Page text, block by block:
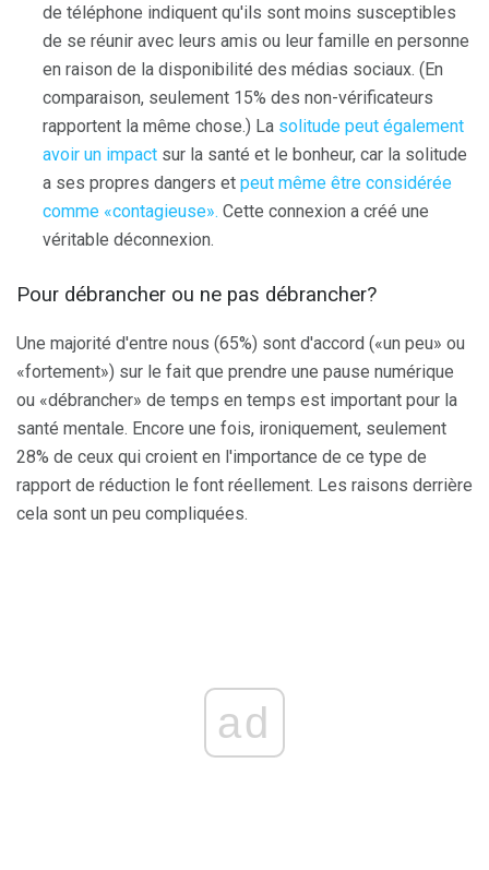
de téléphone indiquent qu'ils sont moins susceptibles
de se réunir avec leurs amis ou leur famille en personne
en raison de la disponibilité des médias sociaux. (En
comparaison, seulement 15% des non-vérificateurs
rapportent la même chose.) La solitude peut également
avoir un impact sur la santé et le bonheur, car la solitude
a ses propres dangers et peut même être considérée
comme «contagieuse». Cette connexion a créé une
véritable déconnexion.
Pour débrancher ou ne pas débrancher?
Une majorité d'entre nous (65%) sont d'accord («un peu» ou
«fortement») sur le fait que prendre une pause numérique
ou «débrancher» de temps en temps est important pour la
santé mentale. Encore une fois, ironiquement, seulement
28% de ceux qui croient en l'importance de ce type de
rapport de réduction le font réellement. Les raisons derrière
cela sont un peu compliquées.
ad